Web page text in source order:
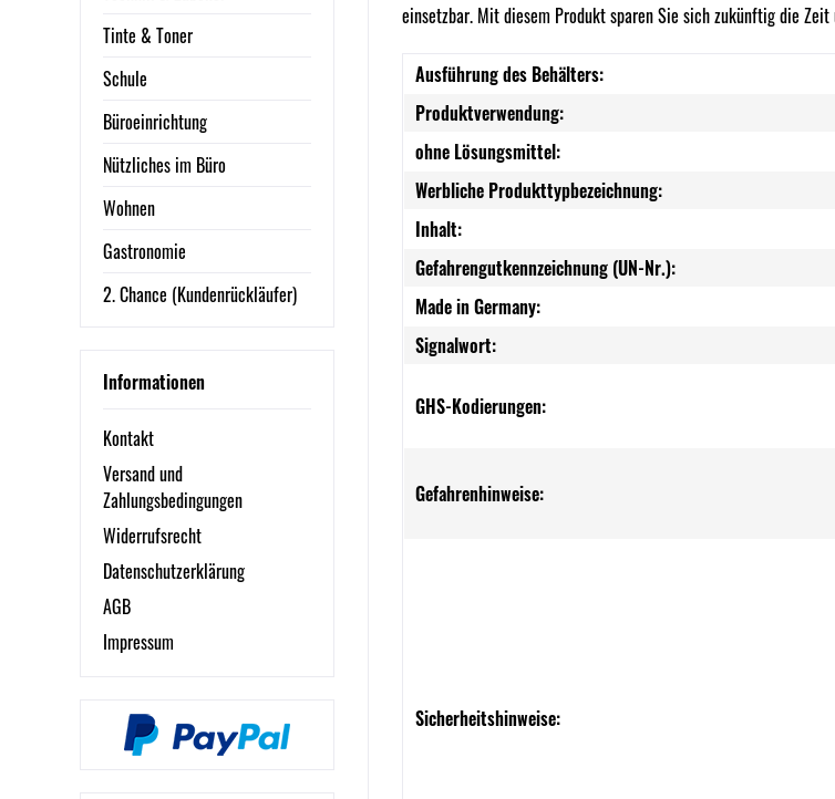
Tinte & Toner
Schule
Büroeinrichtung
Nützliches im Büro
Wohnen
Gastronomie
2. Chance (Kundenrückläufer)
Informationen
Kontakt
Versand und
Zahlungsbedingungen
Widerrufsrecht
Datenschutzerklärung
AGB
Impressum
einsetzbar. Mit diesem Produkt sparen Sie sich zukünftig die
Ausführung des Behälters:
Produktverwendung:
ohne Lösungsmittel:
Werbliche Produkttypbezeichnung:
Inhalt:
Gefahrengutkennzeichnung (UN-Nr.):
Made in Germany:
Signalwort:
GHS-Kodierungen:
Gefahrenhinweise:
Sicherheitshinweise: